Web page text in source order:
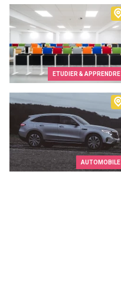
ETUDIER & APPRENDRE
EPFC
AUTOMOBILE
Mercedes Benz - Mannès